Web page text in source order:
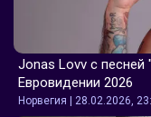
Jonas Lovv с песней
Евровидении 2026
Норвегия | 28.02.2026,